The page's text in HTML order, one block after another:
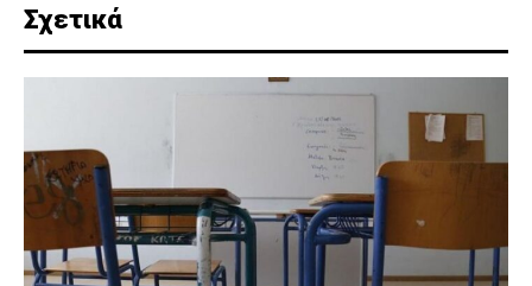
Σχετικά